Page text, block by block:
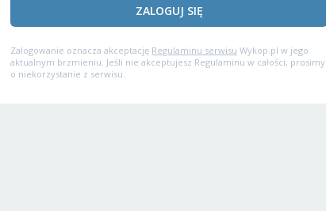
ZALOGUJ SIĘ
Zalogowanie oznacza akceptację Regulaminu serwisu Wykop.pl w jego
aktualnym brzmieniu. Jeśli nie akceptujesz Regulaminu w całości, prosimy
o niekorzystanie z serwisu.